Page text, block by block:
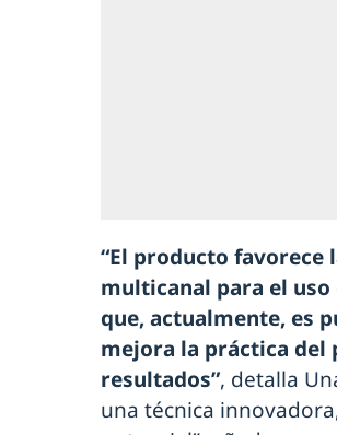
“El producto
multicanal para el
que, actualmente, es
mejora la práctica
resultados”, detalla
una técnica